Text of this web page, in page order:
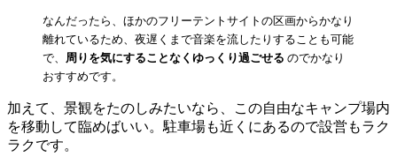
なんだったら、ほかのフリーテントサイトの区画からかなり
離れているため、夜遅くまで音楽を流したりすることも可能
で、 周りを気にすることなくゆっくり過ごせる のでかなり
おすすめです。
加えて、景観をたのしみたいなら、この自由なキャンプ場内
を移動して臨めばいい。駐車場も近くにあるので設営もラク
ラクです。